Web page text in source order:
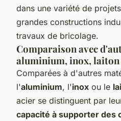
dans une variété de
grandes constructions
travaux de bricolage.
Comparaison avec
aluminium, inox, laiton
Comparées à d'autres
l'aluminium, l'inox ou le
acier se distinguent par
capacité à supporter des